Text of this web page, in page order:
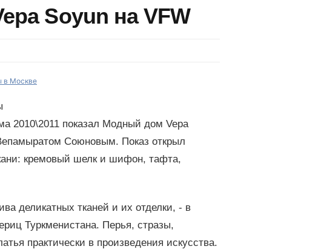
Soyun на VFW
в Москве
2010\2011 показал Модный дом Vepa
Союновым. Показ открыл
кремовый шелк и шифон, тафта,
деликатных тканей и их отделки, - в
Туркменистана. Перья, стразы,
практически в произведения искусства.